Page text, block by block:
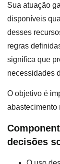
Sua atuação
disponíveis
desses
regras
significa que
necessidades
O objetivo é
abastecimento
decisões